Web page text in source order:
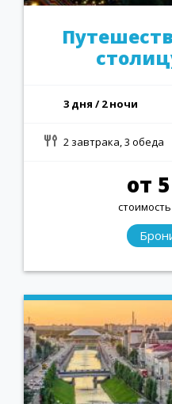
3 дня / 2 ночи
2 завтрака, 3 обеда
от